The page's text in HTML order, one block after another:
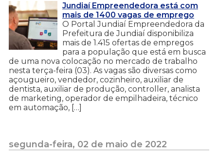
Jundiaí Empreendedora está com
mais de 1400 vagas de emprego
O Portal Jundiaí Empreendedora da
Prefeitura de Jundiaí disponibiliza
mais de 1.415 ofertas de empregos
para a população que está em busca
de uma nova colocação no mercado de trabalho
nesta terça-feira (03). As vagas são diversas como
açougueiro, vendedor, cozinheiro, auxiliar de
dentista, auxiliar de produção, controller, analista
de marketing, operador de empilhadeira, técnico
em automação, […]
segunda-feira, 02 de maio de 2022